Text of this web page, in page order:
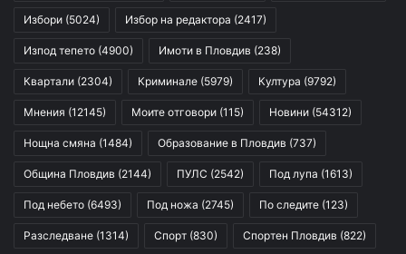
Избори (5024) Избор на редактора (2417)
Изпод тепето (4900) Имоти в Пловдив (238)
Квартали (2304) Криминале (5979) Култура (9792)
Мнения (12145) Моите отговори (115) Новини (54312)
Нощна смяна (1484) Образование в Пловдив (737)
Община Пловдив (2144) ПУЛС (2542) Под лупа (1613)
Под небето (6493) Под ножа (2745) По следите (123)
Разследване (1314) Спорт (830) Спортен Пловдив (822)